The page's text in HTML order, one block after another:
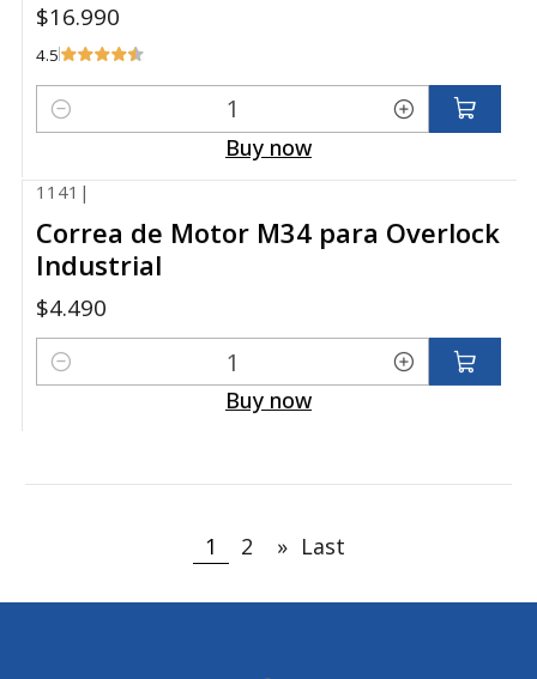
$16.990
4.5
Quantity
Buy now
1141 |
Correa de Motor M34 para Overlock
Industrial
$4.490
Quantity
Buy now
1 2 » Last